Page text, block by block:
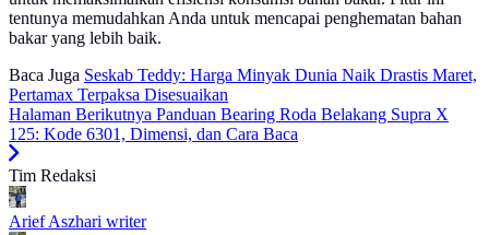
tentunya memudahkan Anda untuk mencapai penghematan bahan
bakar yang lebih baik.
Baca Juga Seskab Teddy: Harga Minyak Dunia Naik Drastis Maret,
Pertamax Terpaksa Disesuaikan
Halaman Berikutnya Panduan Bearing Roda Belakang Supra X
125: Kode 6301, Dimensi, dan Cara Baca
Tim Redaksi
Arief Aszhari writer